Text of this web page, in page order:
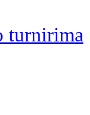
turnirima